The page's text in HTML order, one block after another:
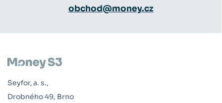
obchod@money.cz
Seyfor, a. s.,
Drobného 49, Brno